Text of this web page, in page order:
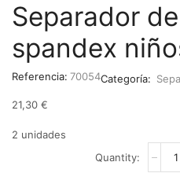
Separador
spandex
Referencia: 70054Categoría:
21,30 €
2 unidades